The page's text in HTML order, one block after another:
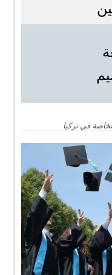
في تركيا